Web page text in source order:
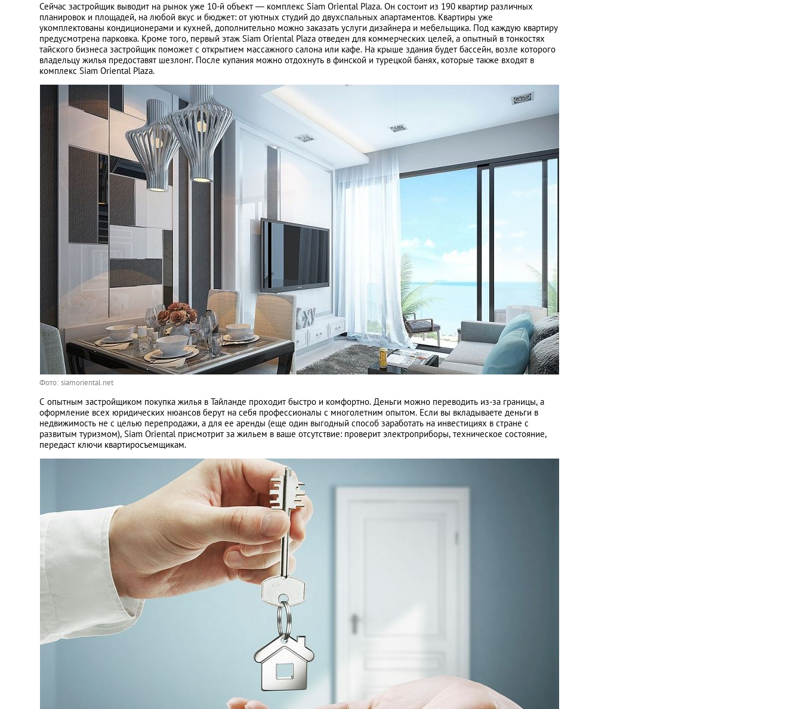
Сейчас застройщик выводит на рынок уже 10-й объект — комплекс Siam Oriental Plaza. Он состоит из 190 квартир различных
планировок и площадей, на любой вкус и бюджет: от уютных студий до двухспальных апартаментов. Квартиры уже
укомплектованы кондиционерами и кухней, дополнительно можно заказать услуги дизайнера и мебельщика. Под каждую квартиру
предусмотрена парковка. Кроме того, первый этаж Siam Oriental Plaza отведен для коммерческих целей, а опытный в тонкостях
тайского бизнеса застройщик поможет с открытием массажного салона или кафе. На крыше здания будет бассейн, возле которого
владельцу жилья предоставят шезлонг. После купания можно отдохнуть в финской и турецкой банях, которые также входят в
комплекс Siam Oriental Plaza.
Фото: siamoriental.net
С опытным застройщиком покупка жилья в Тайланде проходит быстро и комфортно. Деньги можно переводить из-за границы, а
оформление всех юридических нюансов берут на себя профессионалы с многолетним опытом. Если вы вкладываете деньги в
недвижимость не с целью перепродажи, а для ее аренды (еще один выгодный способ заработать на инвестициях в стране с
развитым туризмом), Siam Oriental присмотрит за жильем в ваше отсутствие: проверит электроприборы, техническое состояние,
передаст ключи квартиросъемщикам.